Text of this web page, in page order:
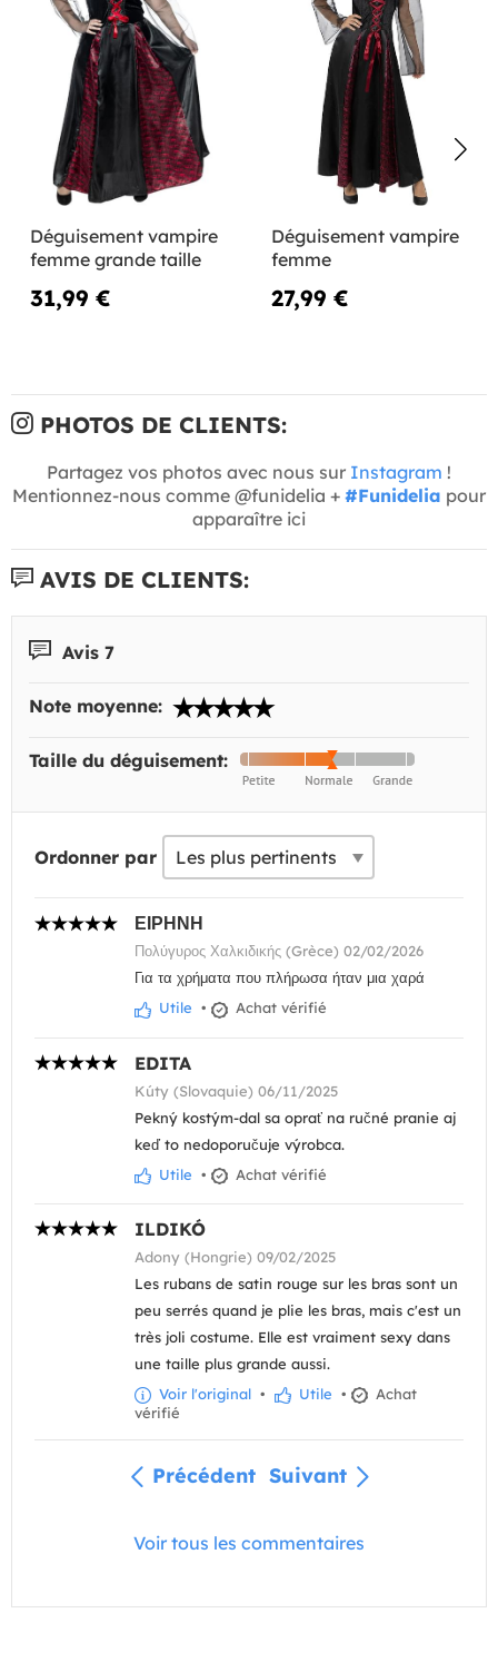
Déguisement vampire
femme grande taille
31,99 €
Déguisement vampire
femme
27,99 €
PHOTOS DE CLIENTS:
Partagez vos photos avec nous sur Instagram !
Mentionnez-nous comme @funidelia + #Funidelia pour
apparaître ici
AVIS DE CLIENTS:
Avis 7
Note moyenne:
Taille du déguisement:
Ordonner par
ΕΙΡΗΝΗ
Πολύγυρος Χαλκιδικής (Grèce) 02/02/2026
Για τα χρήματα που πλήρωσα ήταν μια χαρά
Utile • Achat vérifié
EDITA
Kúty (Slovaquie) 06/11/2025
Pekný kostým-dal sa oprať na ručné pranie aj
keď to nedoporučuje výrobca.
Utile • Achat vérifié
ILDIKÓ
Adony (Hongrie) 09/02/2025
Les rubans de satin rouge sur les bras sont un
peu serrés quand je plie les bras, mais c'est un
très joli costume. Elle est vraiment sexy dans
une taille plus grande aussi.
Voir l'original • Utile •
Achat
vérifié
Précédent Suivant
Voir tous les commentaires